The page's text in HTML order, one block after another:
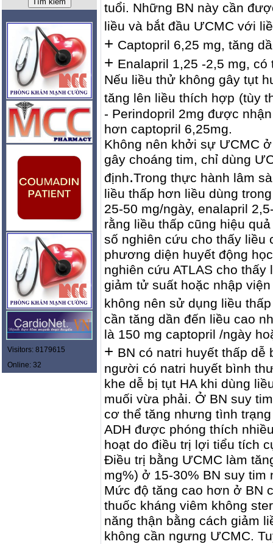
Visitors: 8179615
Online: 32
tuổi. Những BN này cần
liều và bắt đầu ƯCMC với
+ Captopril 6,25 mg, tăng
+ Enalapril 1,25 -2,5 mg,
Nếu liều thử không gây tụt
tăng lên liều thích hợp (tùy
- Perindopril 2mg được
hơn captopril 6,25mg.
Không nên khởi sự ƯCMC
gây choáng tim, chỉ dùng
định.Trong thực hành lâm
liều thấp hơn liều dùng
25-50 mg/ngày, enalapril
rằng liều thấp cũng hiệu
số nghiên cứu cho thấy liều
phương diện huyết động
nghiên cứu ATLAS cho
giảm tử suất hoặc nhập
không nên sử dụng liều
cần tăng dần đến liều cao
là 150 mg captopril /ngày
+ BN có natri huyết thấp dễ
người có natri huyết bình
khe dễ bị tụt HA khi dùng
muối vừa phải. Ở BN suy
cơ thể tăng nhưng tình
ADH được phóng thích
hoạt do điều trị lợi tiểu tích
Ðiều trị bằng ƯCMC làm
mg%) ở 15-30% BN suy
Mức độ tăng cao hơn ở BN
thuốc kháng viêm không
năng thận bằng cách giảm
không cần ngưng ƯCMC.